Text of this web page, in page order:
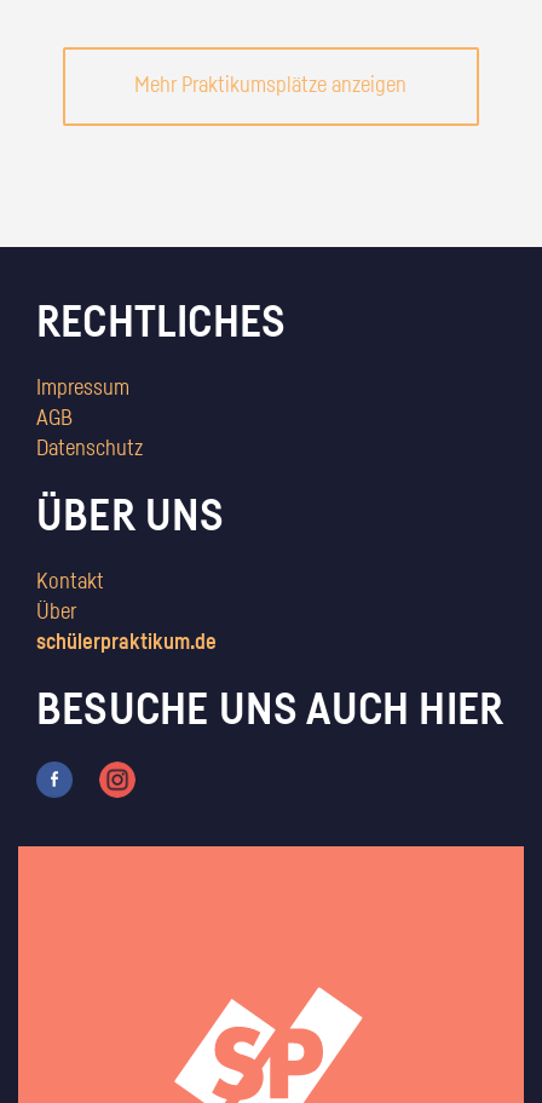
Mehr Praktikumsplätze anzeigen
RECHTLICHES
Impressum
AGB
Datenschutz
ÜBER UNS
Kontakt
Über
schülerpraktikum.de
BESUCHE UNS AUCH HIER